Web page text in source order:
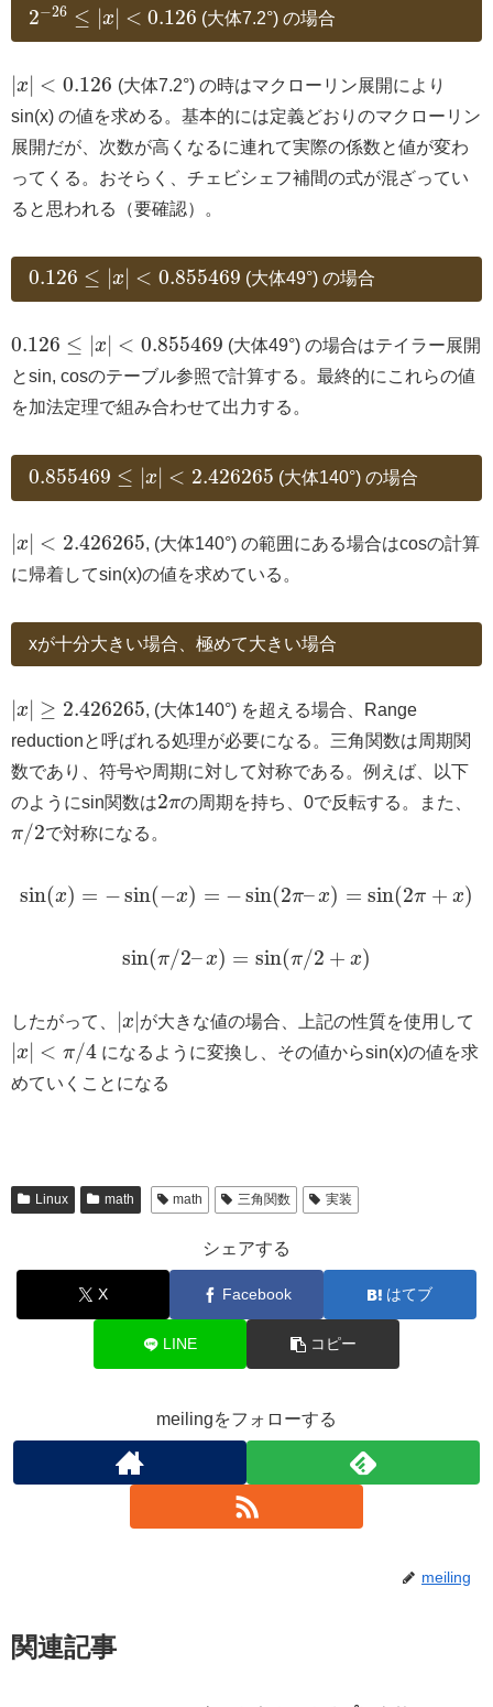
2−26 ≤ |x| < 0.126 (大体7.2°) の場合
|x| < 0.126 (大体7.2°) の時はマクローリン展開により
sin(x) の値を求める。基本的には定義どおりのマクローリン
展開だが、次数が高くなるに連れて実際の係数と値が変わ
ってくる。おそらく、チェビシェフ補間の式が混ざってい
ると思われる（要確認）。
0.126 ≤ |x| < 0.855469 (大体49°) の場合
0.126 ≤ |x| < 0.855469 (大体49°) の場合はテイラー展開
とsin, cosのテーブル参照で計算する。最終的にこれらの値
を加法定理で組み合わせて出力する。
0.855469 ≤ |x| < 2.426265 (大体140°) の場合
|x| < 2.426265, (大体140°) の範囲にある場合はcosの計算
に帰着してsin(x)の値を求めている。
xが十分大きい場合、極めて大きい場合
|x| ≥ 2.426265, (大体140°) を超える場合、Range
reductionと呼ばれる処理が必要になる。三角関数は周期関
数であり、符号や周期に対して対称である。例えば、以下
のようにsin関数は2πの周期を持ち、0で反転する。また、
π/2で対称になる。
sin(x) = −sin(−x) = −sin(2π–x) = sin(2π + x)
sin(π/2–x) = sin(π/2 + x)
したがって、 |x|が大きな値の場合、上記の性質を使用して
|x| < π/4になるように変換し、その値からsin(x)の値を求
めていくことになる
Linux math math 三角関数 実装
シェアする
X Facebook はてブ
LINE コピー
meilingをフォローする
meiling
関連記事